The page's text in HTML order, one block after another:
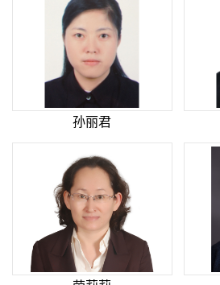
孙丽君